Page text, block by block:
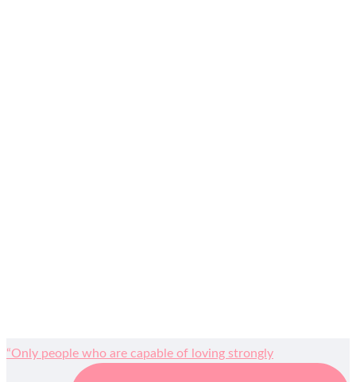
“Only people who are capable of loving strongly